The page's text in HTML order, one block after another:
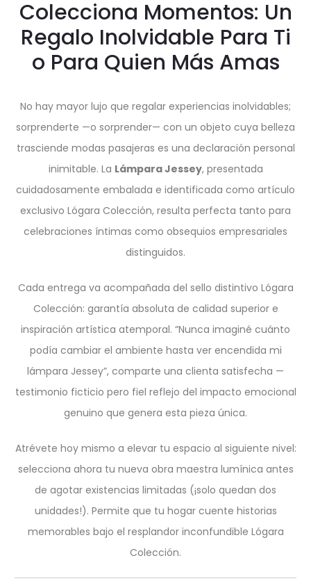
Colecciona Momentos: Un
Regalo Inolvidable Para Ti
o Para Quien Más Amas
No hay mayor lujo que regalar experiencias inolvidables;
sorprenderte —o sorprender— con un objeto cuya belleza
trasciende modas pasajeras es una declaración personal
inimitable. La Lámpara Jessey, presentada
cuidadosamente embalada e identificada como artículo
exclusivo Lógara Colección, resulta perfecta tanto para
celebraciones íntimas como obsequios empresariales
distinguidos.
Cada entrega va acompañada del sello distintivo Lógara
Colección: garantía absoluta de calidad superior e
inspiración artística atemporal. “Nunca imaginé cuánto
podía cambiar el ambiente hasta ver encendida mi
lámpara Jessey”, comparte una clienta satisfecha —
testimonio ficticio pero fiel reflejo del impacto emocional
genuino que genera esta pieza única.
Atrévete hoy mismo a elevar tu espacio al siguiente nivel:
selecciona ahora tu nueva obra maestra lumínica antes
de agotar existencias limitadas (¡solo quedan dos
unidades!). Permite que tu hogar cuente historias
memorables bajo el resplandor inconfundible Lógara
Colección.